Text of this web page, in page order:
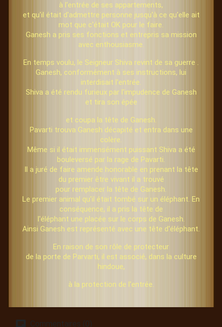
à l'entrée de ses appartements,
et qu'il était d'admettre personne jusqu'à ce qu'elle ait
mot que c'était OK pour le faire.
Ganesh a pris ses fonctions et entrepris sa mission
avec enthousiasme.
En temps voulu, le Seigneur Shiva revint de sa guerre .
Ganesh, conformément à ses instructions, lui
interdisait l'entrée.
Shiva a été rendu furieux par l'impudence de Ganesh
et tira son épée
et coupa la tête de Ganesh.
Pavarti trouva Ganesh décapité et entra dans une
colère.
Même si il était immensément puissant Shiva a été
bouleversé par la rage de Pavarti.
Il a juré de faire amende honorable en prenant la tête
du premier être vivant il a trouvé
pour remplacer la tête de Ganesh.
Le premier animal qu'il était tombé sur un éléphant. En
conséquence, il a pris la tête de
l'éléphant une placée sur le corps de Ganesh.
Ainsi Ganesh est représenté avec une tête d'éléphant.
En raison de son rôle de protecteur
de la porte de Parvarti, il est associé, dans la culture
hindoue,
à la protection de l'entrée.
Commentaires (0)